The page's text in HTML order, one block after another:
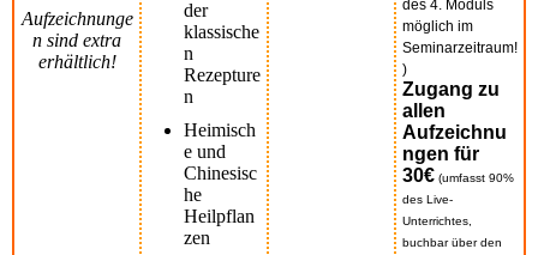
Aufzeichnunge
n sind extra
erhältlich!
der
klassische
n
Rezepture
n
Heimisch
e und
Chinesisc
he
Heilpflan
zen
des 4. Moduls
möglich im
Seminarzeitraum!
)
Zugang zu
allen
Aufzeichnu
ngen für
30€ (umfasst 90%
des Live-
Unterrichtes,
buchbar über den